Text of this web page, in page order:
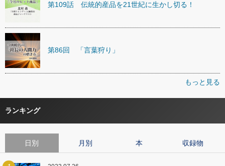
第109話 伝統的産品を21世紀に生かし切る！
第86回 「言葉狩り」
もっと見る
ランキング
日別 月別 本 収録物